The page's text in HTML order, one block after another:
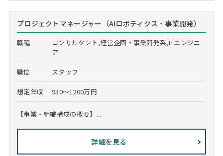
プロジェクトマネージャー（AIロボティクス・事業開発）
職種
コンサルタント,経営企画・事業開発系,ITエンジニ
ア
職位 スタッフ
想定年収 930～1200万円
【事業・組織構成の概要】...
詳細を見る